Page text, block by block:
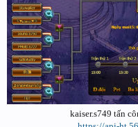
kaiser.s749 tấn